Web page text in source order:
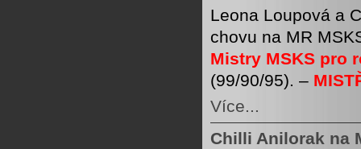
Leona Loupová a
chovu na MR
Mistry MSKS pro
(99/90/95). –
Více...
Chilli Anilorak na